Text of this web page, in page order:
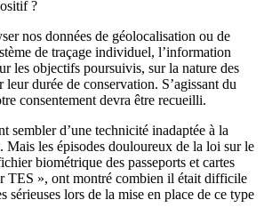
?
nos données de géolocalisation ou de
de traçage individuel, l’information
les objectifs poursuivis, sur la nature des
leur durée de conservation. S’agissant du
consentement devra être recueilli.
sembler d’une technicité inadaptée à la
Mais les épisodes douloureux de la loi sur le
biométrique des passeports et cartes
TES », ont montré combien il était difficile
sérieuses lors de la mise en place de ce type